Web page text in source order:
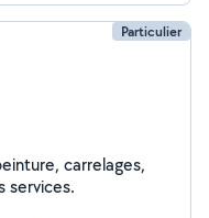
Particulier
carrelages,
services.